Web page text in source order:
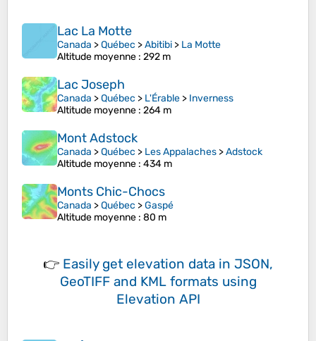
Lac La Motte
Canada >Québec >Abitibi > La Motte
Altitude moyenne : 292 m
Lac Joseph
Canada >Québec > L'Érable > Inverness
Altitude moyenne : 264 m
Mont Adstock
Canada >Québec > Les Appalaches >Adstock
Altitude moyenne : 434 m
Monts Chic-Chocs
Canada >Québec >Gaspé
Altitude moyenne : 80 m
👉 Easily get elevation data in JSON,
GeoTIFF and KML formats using
Elevation API